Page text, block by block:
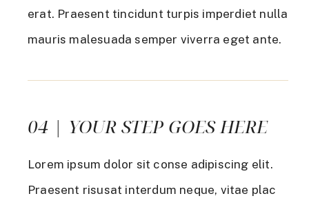
erat. Praesent tincidunt turpis imperdiet nulla
mauris malesuada semper viverra eget ante.
04 | YOUR STEP GOES HERE
Lorem ipsum dolor sit conse adipiscing elit.
Praesent risusat interdum neque, vitae plac